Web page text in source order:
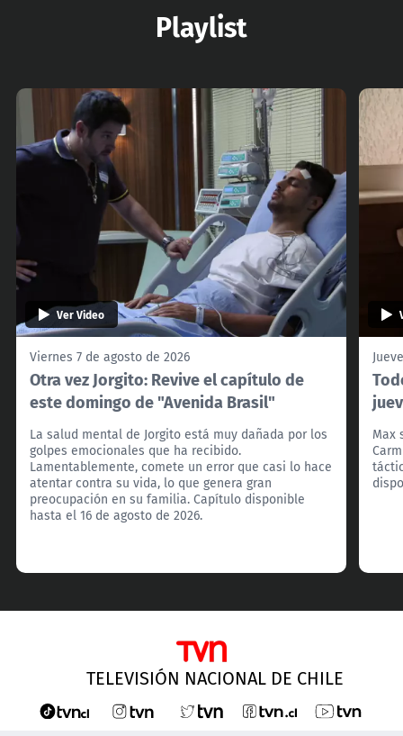
Playlist
Ver Video
Viernes 7 de agosto de 2026
Otra vez Jorgito: Revive el capítulo de
este domingo de "Avenida Brasil"
La salud mental de Jorgito está muy dañada por los
golpes emocionales que ha recibido.
Lamentablemente, comete un error que casi lo hace
atentar contra su vida, lo que genera gran
preocupación en su familia. Capítulo disponible
hasta el 16 de agosto de 2026.
Max
TELEVISIÓN NACIONAL DE CHILE